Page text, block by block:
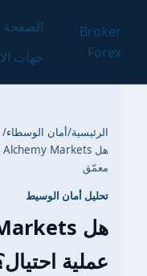
Broker
Forex
الصفحة
جهات
الرئيسية/أمان الوسطاء/
معمّق
تحليل أمان الوسيط
عملية